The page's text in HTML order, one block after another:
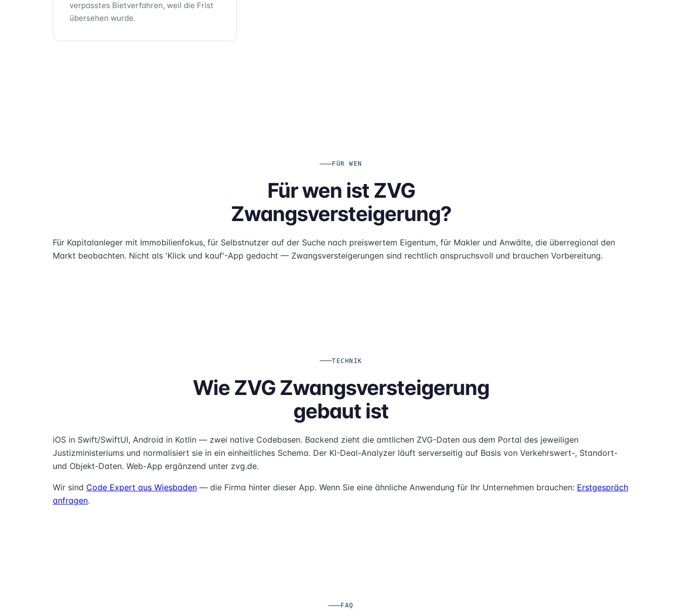
verpasstes Bietverfahren, weil die Frist
übersehen wurde.
FÜR WEN
Für wen ist ZVG
Zwangsversteigerung?
Für Kapitalanleger mit Immobilienfokus, für Selbstnutzer auf der Suche nach preiswertem Eigentum, für Makler und Anwälte, die überregional den
Markt beobachten. Nicht als 'Klick und kauf'-App gedacht — Zwangsversteigerungen sind rechtlich anspruchsvoll und brauchen Vorbereitung.
TECHNIK
Wie ZVG Zwangsversteigerung
gebaut ist
iOS in Swift/SwiftUI, Android in Kotlin — zwei native Codebasen. Backend zieht die amtlichen ZVG-Daten aus dem Portal des jeweiligen
Justizministeriums und normalisiert sie in ein einheitliches Schema. Der KI-Deal-Analyzer läuft serverseitig auf Basis von Verkehrswert-, Standort-
und Objekt-Daten. Web-App ergänzend unter zvg.de.
Wir sind Code Expert aus Wiesbaden — die Firma hinter dieser App. Wenn Sie eine ähnliche Anwendung für Ihr Unternehmen brauchen: Erstgespräch
anfragen.
FAQ